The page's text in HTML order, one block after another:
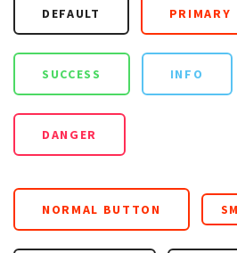
DEFAULT PRIMARY
SUCCESS INFO
DANGER
NORMAL BUTTON